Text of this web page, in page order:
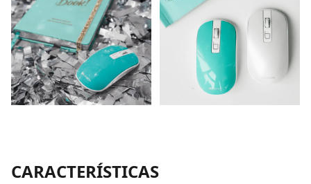
CARACTERÍSTICAS